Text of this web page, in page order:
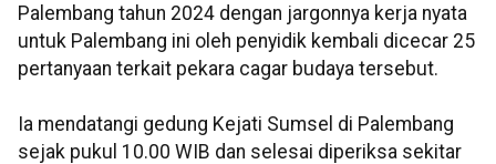
Palembang tahun 2024 dengan jargonnya kerja nyata
untuk Palembang ini oleh penyidik kembali dicecar 25
pertanyaan terkait pekara cagar budaya tersebut.
Ia mendatangi gedung Kejati Sumsel di Palembang
sejak pukul 10.00 WIB dan selesai diperiksa sekitar